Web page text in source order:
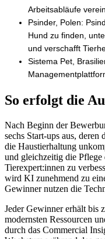
Arbeitsabläufe
Psinder, Polen:
Hund zu finden,
und verschafft
Sistema Pet ,
So erfolgt die
Nach Beginn der
sechs Start-ups aus,
die Haustierhaltung
und gleichzeitig die
Tierexpert:innen zu
wird KI zunehmend zu
Gewinner nutzen die
Jeder Gewinner erhält bis
modernsten Ressourcen
durch das Commercial